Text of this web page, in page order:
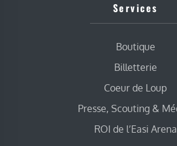
Services
Boutique
Billetterie
Coeur de Loup
Presse, Scouting &
ROI de l’Easi Arena